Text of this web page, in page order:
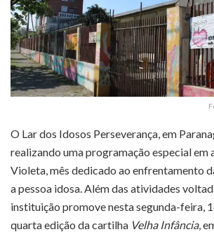
O Lar dos Idosos Perseverança, em
realizando uma programação especial em
Violeta, mês dedicado ao enfrentamento
a pessoa idosa. Além das atividades
instituição promove nesta segunda-feira,
quarta edição da cartilha Velha Infância,